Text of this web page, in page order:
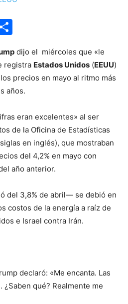
dijo el miércoles que «le
registra Estados Unidos (EEUU)
precios en mayo al ritmo más
años.
eran excelentes» al ser
de la Oficina de Estadísticas
en inglés), que mostraban
del 4,2% en mayo con
año anterior.
del 3,8% de abril— se debió en
costos de la energía a raíz de
e Israel contra Irán.
declaró: «Me encanta. Las
qué? Realmente me